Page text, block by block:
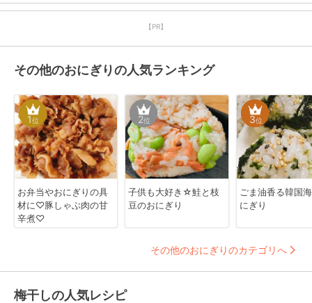
【PR】
その他のおにぎりの人気ランキング
1位
お弁当やおにぎりの具
材に♡豚しゃぶ肉の甘
辛煮♡
2位
子供も大好き☆鮭と枝
豆のおにぎり
3位
ごま油香る韓国
にぎり
その他のおにぎりのカテゴリへ
梅干しの人気レシピ